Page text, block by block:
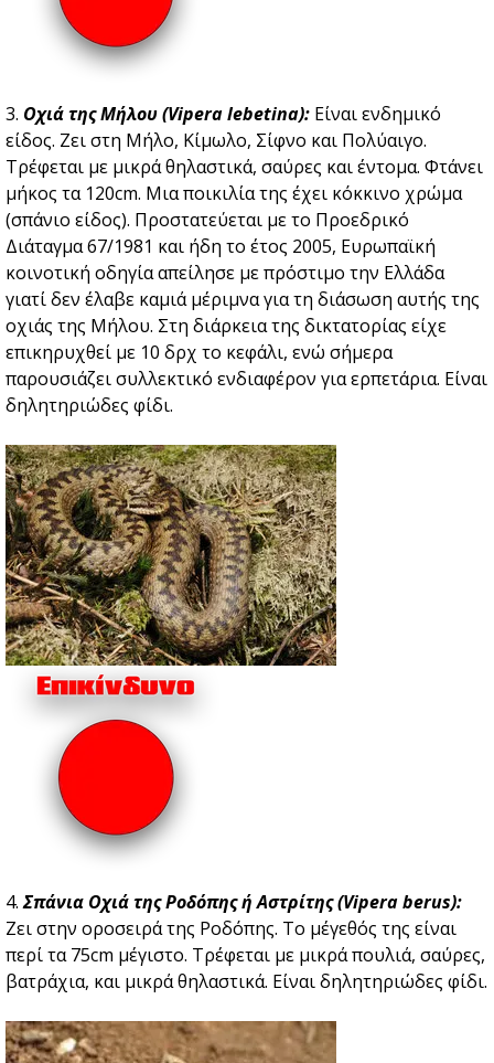
3. Οχιά της Μήλου (Vipera lebetina): Είναι ενδημικό
είδος. Ζει στη Μήλο, Κίμωλο, Σίφνο και Πολύαιγο.
Τρέφεται με μικρά θηλαστικά, σαύρες και έντομα. Φτάνει
μήκος τα 120cm. Μια ποικιλία της έχει κόκκινο χρώμα
(σπάνιο είδος). Προστατεύεται με το Προεδρικό
Διάταγμα 67/1981 και ήδη το έτος 2005, Ευρωπαϊκή
κοινοτική οδηγία απείλησε με πρόστιμο την Ελλάδα
γιατί δεν έλαβε καμιά μέριμνα για τη διάσωση αυτής της
οχιάς της Μήλου. Στη διάρκεια της δικτατορίας είχε
επικηρυχθεί με 10 δρχ το κεφάλι, ενώ σήμερα
παρουσιάζει συλλεκτικό ενδιαφέρον για ερπετάρια. Είναι
δηλητηριώδες φίδι.
4.Σπάνια Οχιά της Ροδόπης ή Αστρίτης (Vipera berus):
Zει στην οροσειρά της Ροδόπης. Το μέγεθός της είναι
περί τα 75cm μέγιστο. Τρέφεται με μικρά πουλιά, σαύρες,
βατράχια, και μικρά θηλαστικά. Είναι δηλητηριώδες φίδι.